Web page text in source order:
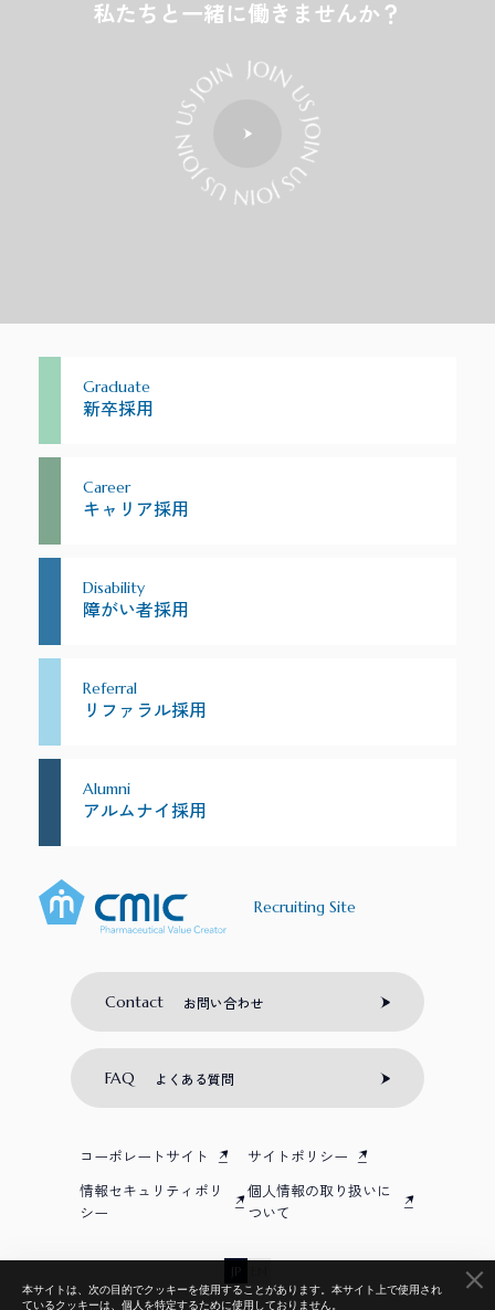
私たちと一緒に働きませんか？
Graduate
新卒採用
Career
キャリア採用
Disability
障がい者採用
Referral
リファラル採用
Alumni
アルムナイ採用
Recruiting Site
Contact お問い合わせ
FAQ よくある質問
コーポレートサイト
サイトポリシー
情報セキュリティポリ
シー
個人情報の取り扱いに
ついて
JP
本サイトは、次の目的でクッキーを使用することがあります。本サイト上で使用され
ているクッキーは、個人を特定するために使用しておりません。